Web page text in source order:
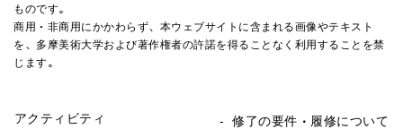
ものです。
商用・非商用にかかわらず、本ウェブサイトに含まれる画像やテキスト
を、多摩美術大学および著作権者の許諾を得ることなく利用することを禁
じます。
アクティビティ
- 修了の要件・履修について